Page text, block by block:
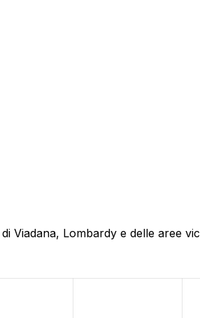
Viadana, Lombardy e delle aree